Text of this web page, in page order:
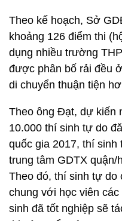
Theo kế hoạch, Sở
khoảng 126 điểm thi
dụng nhiều trường
được phân bố rải đều
di chuyển thuận tiện
Theo ông Đạt, dự kiến
10.000 thí sinh tự do
quốc gia 2017, thí
trung tâm GDTX
Theo đó, thí sinh tự do
chung với học viên
sinh đã tốt nghiệp sẽ